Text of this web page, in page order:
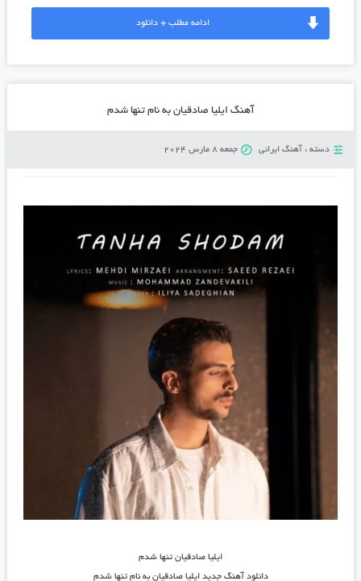
ادامه مطلب + دانلود
آهنگ ایلیا صادقیان به نام تنها شدم
دسته : آهنگ ایرانی جمعه 8 مارس 2024
ایلیا صادقیان تنها شدم
دانلود آهنگ جدیدایلیا صادقیان به نامتنها شدم